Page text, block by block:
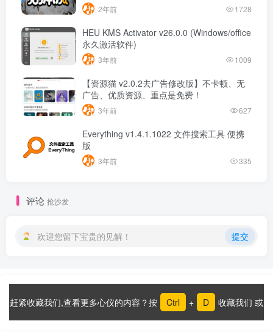
2年前 1728
HEU KMS Activator v26.0.0 (Windows/office
永久激活软件)
3年前 1009
【资源猫 v2.0.2去广告修改版】不卡顿、无
广告、优质资源、重点是免费！
3年前 627
Everything v1.4.1.1022 文件搜索工具 便携
版
3年前 335
评论 抢沙发
欢迎您留下宝贵的见解！ 提交
赶紧收藏我们,查看更多心仪的内容？按 Ctrl + D 收藏我们 或